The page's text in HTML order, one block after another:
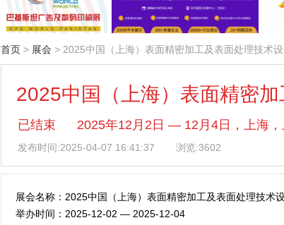
首页 > 展会 > 2025中国（上海）表面精密加工及表面处理技术
2025中国（上海）表面精密
发布时间:2025-04-07 16:41:37 浏览:3602
已结束 2025年12月2日 — 12月4日，上海
展会名称：2025中国（上海）表面精密加工及表面处理技术
举办时间：2025-12-02 — 2025-12-04